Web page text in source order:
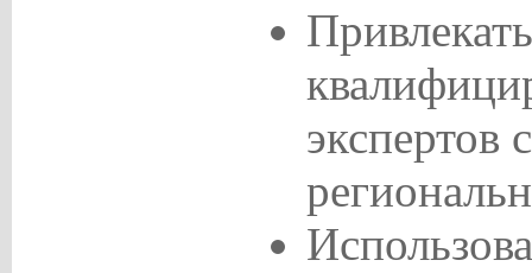
Привлекать
экспертов